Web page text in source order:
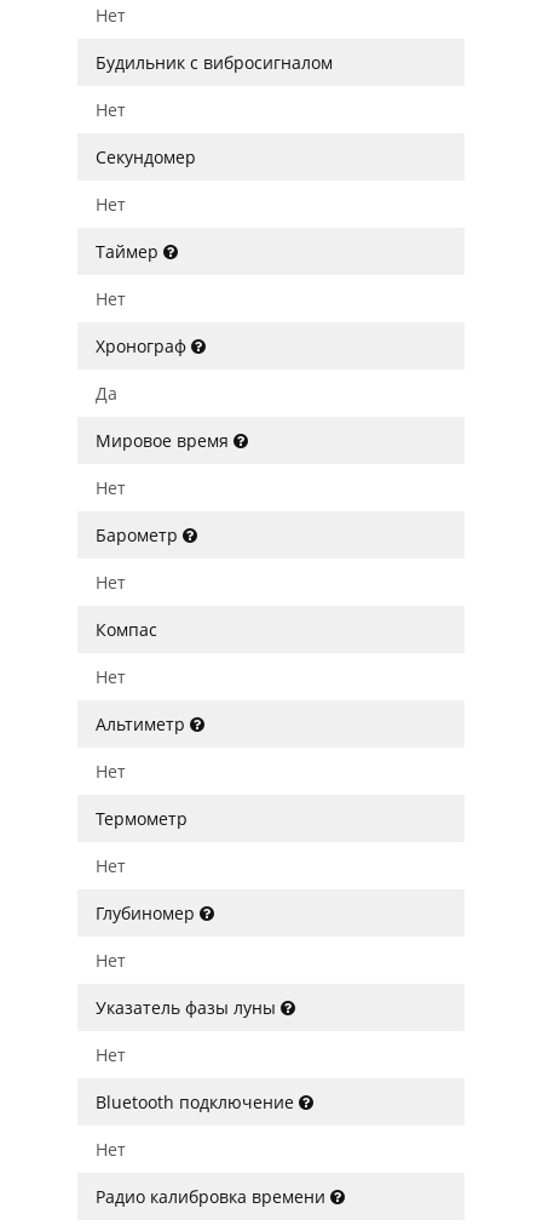
Нет
Будильник с вибросигналом
Нет
Секундомер
Нет
Таймер
Нет
Хронограф
Да
Мировое время
Нет
Барометр
Нет
Компас
Нет
Альтиметр
Нет
Термометр
Нет
Глубиномер
Нет
Указатель фазы луны
Нет
Bluetooth подключение
Нет
Радио калибровка времени